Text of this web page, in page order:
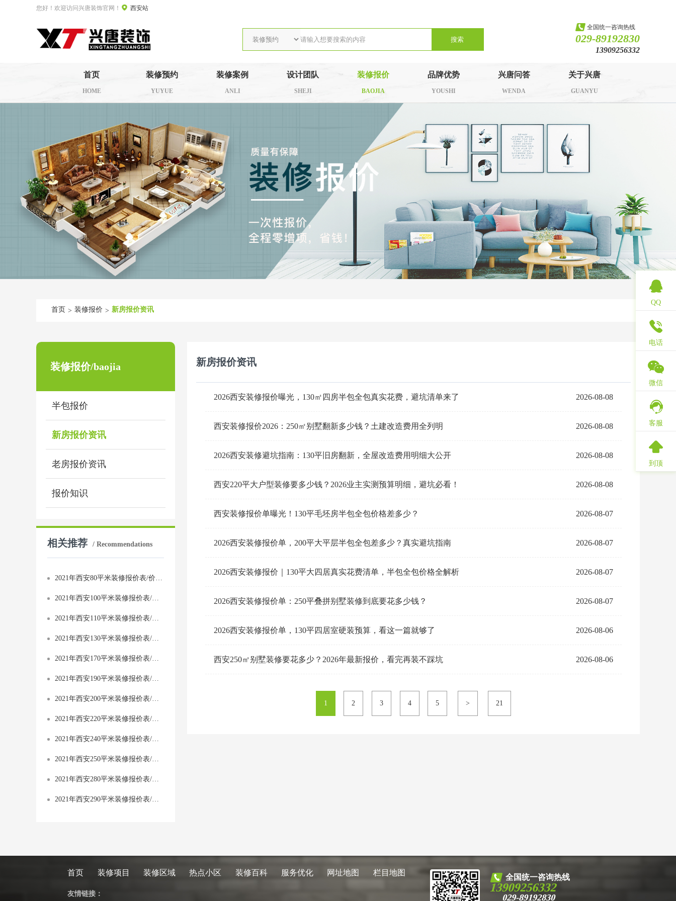
您好！欢迎访问兴唐装饰官网！ 西安站
搜索
全国统一咨询热线
029-89192830
13909256332
首页
HOME
装修预约
YUYUE
装修案例
ANLI
设计团队
SHEJI
装修报价
BAOJIA
品牌优势
YOUSHI
兴唐问答
WENDA
关于兴唐
GUANYU
首页 > 装修报价 > 新房报价资讯
装修报价/baojia
半包报价
新房报价资讯
老房报价资讯
报价知识
相关推荐 / Recommendations
新房报价资讯
2026西安装修报价曝光，130㎡四房半包全包真实花费，避坑清单来了 2026-08-08
西安装修报价2026：250㎡别墅翻新多少钱？土建改造费用全列明 2026-08-08
2026西安装修避坑指南：130平旧房翻新，全屋改造费用明细大公开 2026-08-08
西安220平大户型装修要多少钱？2026业主实测预算明细，避坑必看！ 2026-08-08
西安装修报价单曝光！130平毛坯房半包全包价格差多少？ 2026-08-07
2026西安装修报价单，200平大平层半包全包差多少？真实避坑指南 2026-08-07
2026西安装修报价｜130平大四居真实花费清单，半包全包价格全解析 2026-08-07
2026西安装修报价单：250平叠拼别墅装修到底要花多少钱？ 2026-08-07
2026西安装修报价单，130平四居室硬装预算，看这一篇就够了 2026-08-06
西安250㎡别墅装修要花多少？2026年最新报价，看完再装不踩坑 2026-08-06
1 2 3 4 5 > 21
首页 装修项目 装修区域 热点小区 装修百科 服务优化 网址地图 栏目地图
友情链接：
全国统一咨询热线
13909256332
029-89192830
QQ
电话
微信
客服
到顶